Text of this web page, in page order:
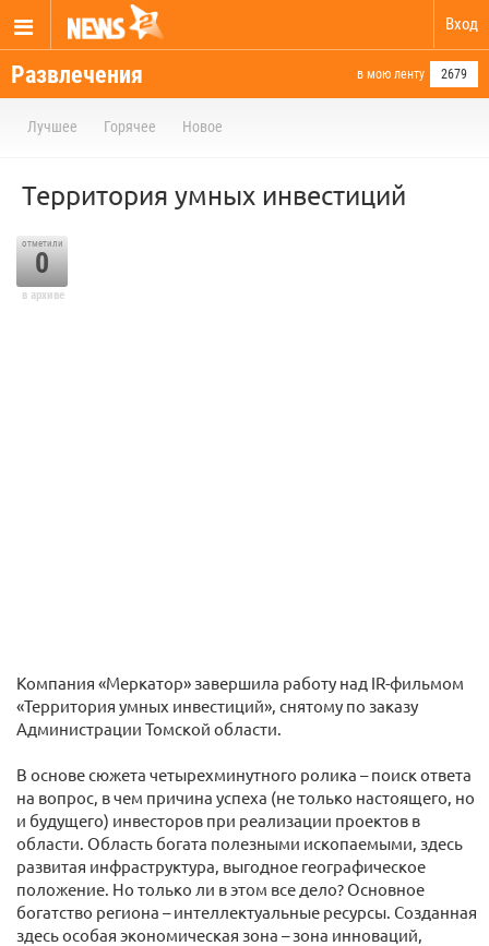
Вход
Развлечения в мою ленту 2679
Лучшее Горячее Новое
Территория умных инвестиций
отметили
0
в архиве
Компания «Меркатор» завершила работу над IR-фильмом
«Территория умных инвестиций», снятому по заказу
Администрации Томской области.
В основе сюжета четырехминутного ролика – поиск ответа
на вопрос, в чем причина успеха (не только настоящего, но
и будущего) инвесторов при реализации проектов в
области. Область богата полезными ископаемыми, здесь
развитая инфраструктура, выгодное географическое
положение. Но только ли в этом все дело? Основное
богатство региона – интеллектуальные ресурсы. Созданная
здесь особая экономическая зона – зона инноваций,